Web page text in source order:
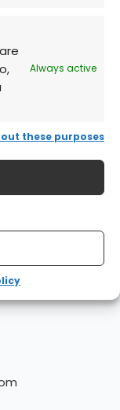
Always active
these purposes